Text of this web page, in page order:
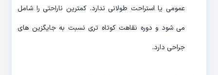
عمومی یا استراحت طولانی ندارد. کمترین ناراحتی را شامل
می شود و دوره نقاهت کوتاه تری نسبت به جایگزین های
جراحی دارد.